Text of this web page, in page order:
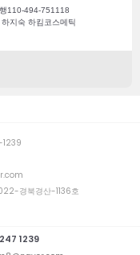
110-494-751118
지숙 하킴코스메틱
1239
경북경산-1136호
1239